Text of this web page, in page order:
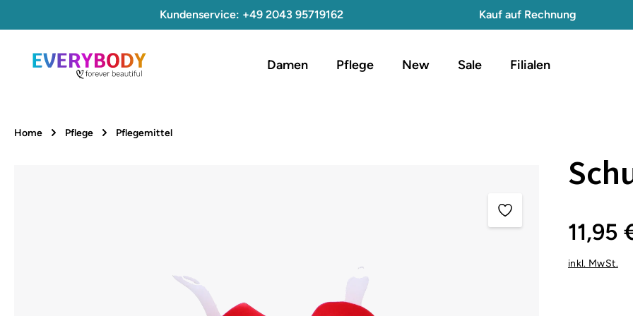
Zur Hauptnavigation springenKundenservice: +49 2043 95719162 Kauf auf Rechnung
Damen Pflege New Sale Filialen
Home Pflege Pflegemittel
11,95
inkl. MwSt.